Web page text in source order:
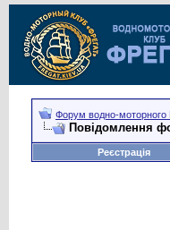
Форум водно-моторного
Повідомлення
Реєстрація